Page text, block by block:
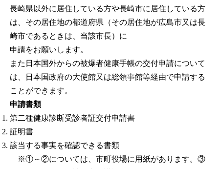
長崎県以外に居住している方や長崎市に居住している方
は、その居住地の都道府県（その居住地が広島市又は長
崎市であるときは、当該市長）に
申請をお願いします。
また日本国外からの被爆者健康手帳の交付申請について
は、日本国政府の大使館又は総領事館等経由で申請する
ことができます。
申請書類
第二種健康診断受診者証交付申請書
証明書
該当する事実を確認できる書類
※①～②については、市町役場に用紙があります。③